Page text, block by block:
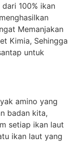
100% ikan
Memanjakan
Kimia, Sehingga
untuk
amino yang
badan kita,
setiap ikan laut
ikan laut yang